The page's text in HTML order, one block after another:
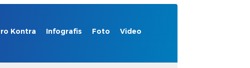
Kontra Infografis Foto Video